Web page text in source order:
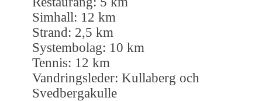
Simhall: 12 km
Strand: 2,5 km
Systembolag: 10 km
Tennis: 12 km
Vandringsleder: Kullaberg och
Svedbergakulle